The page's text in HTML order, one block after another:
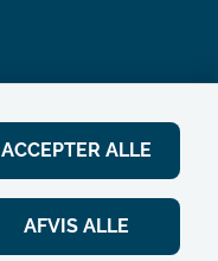
ACCEPTER ALLE
AFVIS ALLE